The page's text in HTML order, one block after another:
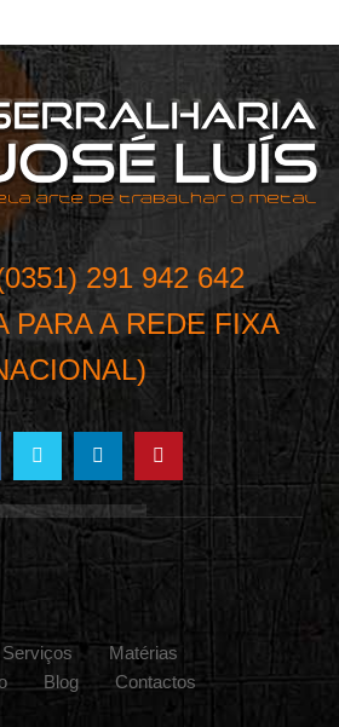
291 942 642
PARA A REDE FIXA
Serviços
Matérias
Blog Contactos